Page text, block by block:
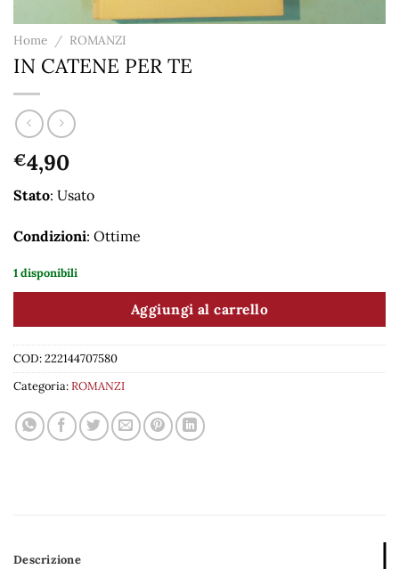
Home / ROMANZI
IN CATENE PER TE
€4,90
Stato: Usato
Condizioni: Ottime
1 disponibili
Aggiungi al carrello
COD:222144707580
Categoria:ROMANZI
Descrizione